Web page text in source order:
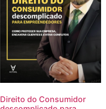
Direito do Consumidor